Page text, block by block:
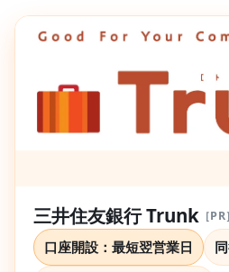
三井住友銀行 Trunk ［PR］
口座開設：最短翌営業日